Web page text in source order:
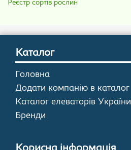
Реєстр сортів рослин
Каталог
Головна
Додати компанію в каталог
Каталог елеваторів України
Бренди